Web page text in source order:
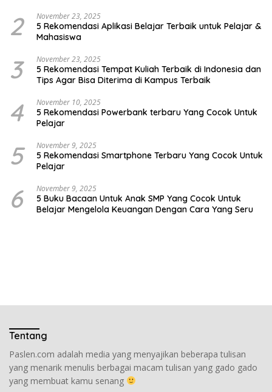
2 November 23, 2025
5 Rekomendasi Aplikasi Belajar Terbaik untuk Pelajar &
Mahasiswa
3 November 23, 2025
5 Rekomendasi Tempat Kuliah Terbaik di Indonesia dan
Tips Agar Bisa Diterima di Kampus Terbaik
4 November 10, 2025
5 Rekomendasi Powerbank terbaru Yang Cocok Untuk
Pelajar
5 November 9, 2025
5 Rekomendasi Smartphone Terbaru Yang Cocok Untuk
Pelajar
6 November 9, 2025
5 Buku Bacaan Untuk Anak SMP Yang Cocok Untuk
Belajar Mengelola Keuangan Dengan Cara Yang Seru
Tentang
Paslen.com adalah media yang menyajikan beberapa tulisan
yang menarik menulis berbagai macam tulisan yang gado gado
yang membuat kamu senang